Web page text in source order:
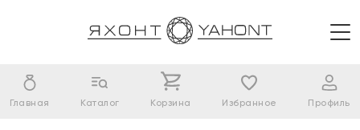
Главная Каталог Корзина Избранное Профиль